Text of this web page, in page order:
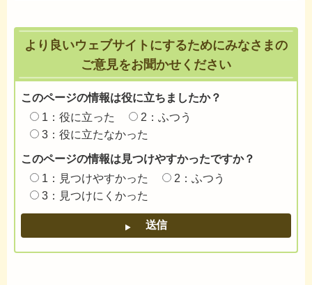
より良いウェブサイトにするためにみなさまの
ご意見をお聞かせください
このページの情報は役に立ちましたか？
1：役に立った
2：ふつう
3：役に立たなかった
このページの情報は見つけやすかったですか？
1：見つけやすかった
2：ふつう
3：見つけにくかった